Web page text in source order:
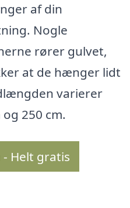
af din
Nogle
rører gulvet,
at de hænger lidt
varierer
250 cm.
Helt gratis